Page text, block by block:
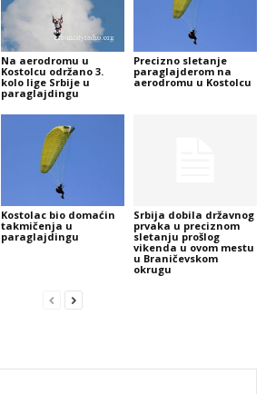
Na aerodromu u
Kostolcu održano 3.
kolo lige Srbije u
paraglajdingu
Precizno sletanje
paraglajderom na
aerodromu u Kostolcu
Kostolac bio domaćin
takmičenja u
paraglajdingu
Srbija dobila državnog
prvaka u preciznom
sletanju prošlog
vikenda u ovom mestu
u Braničevskom
okrugu